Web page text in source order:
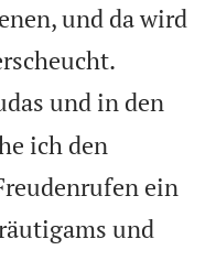
und da wird
und in den
ich den
ein
und